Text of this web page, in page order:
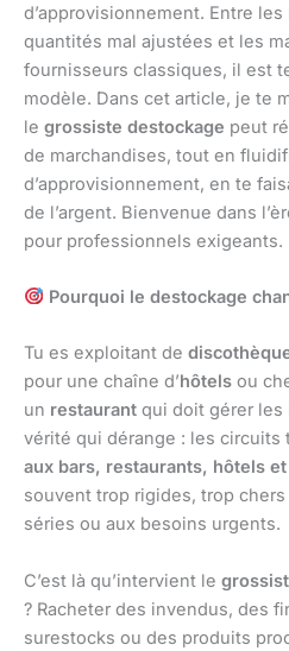
d’approvisionnement. Entre
quantités mal ajustées et les
fournisseurs classiques, il est
modèle. Dans cet article, je te
le grossiste destockage peut
de marchandises, tout en
d’approvisionnement, en te
de l’argent. Bienvenue dans
pour professionnels exigeants.
Pourquoi le destockage
Tu es exploitant de
pour une chaîne d’hôtels ou
un restaurant qui doit gérer les
vérité qui dérange : les circuits
aux bars, restaurants, hôtels
souvent trop rigides, trop
séries ou aux besoins urgents.
C’est là qu’intervient le
? Racheter des invendus, des
surestocks ou des produits